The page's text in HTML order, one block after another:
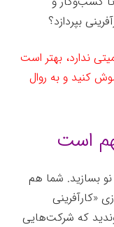
بپردازد؟
ندارد، بهتر است
کنید و به روال
است
نو بسازید. شما هم
«کارآفرینی
که شرکت‌هایی